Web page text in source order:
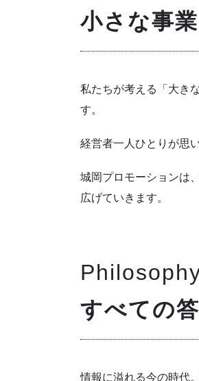
小さな事
私たちが考える「大き
す。
経営者一人ひとりが思
城岡プロモーションは
広げていきます。
すべての
情報に溢れる今の時代